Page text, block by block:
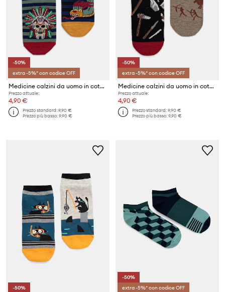
-50%
extra -5%* con codice OFF
Medicine calzini da uomo in cotone pacco da 2
Prezzo attuale:
4,90 €
Prezzo standard:9,90 €
Prezzo più basso:9,90 €
-50%
extra -5%* con codice OFF
Medicine calzini da uomo in cotone pacco da 2
Prezzo attuale:
4,90 €
Prezzo standard:9,90 €
Prezzo più basso:9,90 €
-50%
-50%
extra -5%* con codice OFF